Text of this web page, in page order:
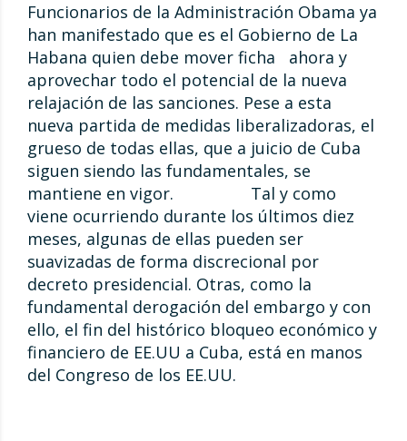
Funcionarios de la Administración Obama ya
han manifestado que es el Gobierno de La
Habana quien debe mover ficha ahora y
aprovechar todo el potencial de la nueva
relajación de las sanciones. Pese a esta
nueva partida de medidas liberalizadoras, el
grueso de todas ellas, que a juicio de Cuba
siguen siendo las fundamentales, se
mantiene en vigor. Tal y como
viene ocurriendo durante los últimos diez
meses, algunas de ellas pueden ser
suavizadas de forma discrecional por
decreto presidencial. Otras, como la
fundamental derogación del embargo y con
ello, el fin del histórico bloqueo económico y
financiero de EE.UU a Cuba, está en manos
del Congreso de los EE.UU.